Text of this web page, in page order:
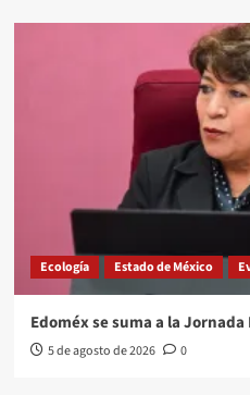
Ecología Estado de México
Edoméx se suma a la
5 de agosto de 2026 0